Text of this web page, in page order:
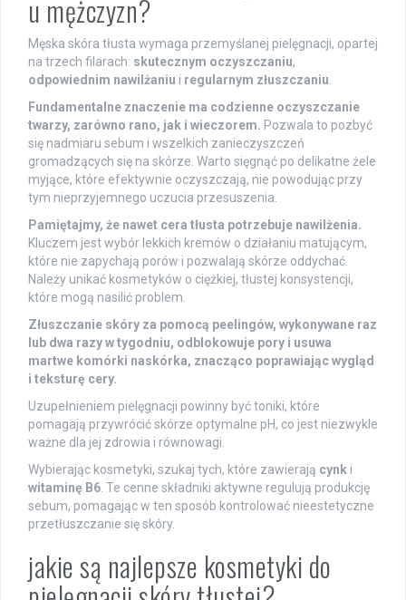
u mężczyzn?
Męska skóra tłusta wymaga przemyślanej pielęgnacji, opartej
na trzech filarach: skutecznym oczyszczaniu,
odpowiednim nawilżaniu i regularnym złuszczaniu
Fundamentalne znaczenie ma codzienne oczyszczanie
twarzy, zarówno rano, jak i wieczorem. Pozwala to pozbyć
się nadmiaru sebum i wszelkich zanieczyszczeń
gromadzących się na skórze. Warto sięgnąć po delikatne żele
myjące, które efektywnie oczyszczają, nie powodując przy
tym nieprzyjemnego uczucia przesuszenia.
Pamiętajmy, że nawet cera tłusta potrzebuje nawilżenia.
Kluczem jest wybór lekkich kremów o działaniu matującym,
które nie zapychają porów i pozwalają skórze oddychać.
Należy unikać kosmetyków o ciężkiej, tłustej konsystencji,
które mogą nasilić problem.
Złuszczanie skóry za pomocą peelingów, wykonywane raz
lub dwa razy w tygodniu, odblokowuje pory i usuwa
martwe komórki naskórka, znacząco poprawiając wygląd
i teksturę cery.
Uzupełnieniem pielęgnacji powinny być toniki, które
pomagają przywrócić skórze optymalne pH, co jest niezwykle
ważne dla jej zdrowia i równowagi.
Wybierając kosmetyki, szukaj tych, które zawierają cynk i
witaminę B6 . Te cenne składniki aktywne regulują produkcję
sebum, pomagając w ten sposób kontrolować nieestetyczne
przetłuszczanie się skóry.
jakie są najlepsze kosmetyki do